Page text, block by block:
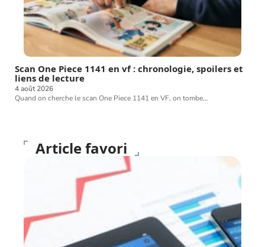
Scan One Piece 1141 en vf : chronologie, spoilers et
liens de lecture
4 août 2026
Quand on cherche le scan One Piece 1141 en VF, on tombe…
Article favori